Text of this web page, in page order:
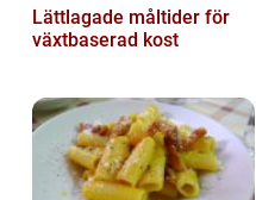
Lättlagade måltider för
växtbaserad kost